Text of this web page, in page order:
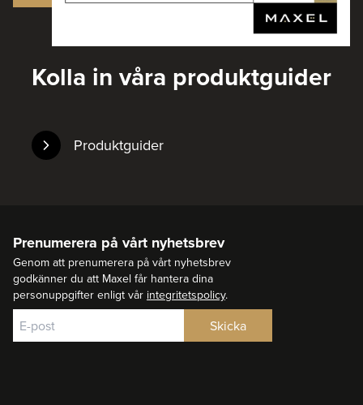
Kolla in våra produktguider
Produktguider
Prenumerera på vårt nyhetsbrev
Genom att prenumerera på vårt nyhetsbrev
godkänner du att Maxel får hantera dina
personuppgifter enligt vår integritetspolicy.